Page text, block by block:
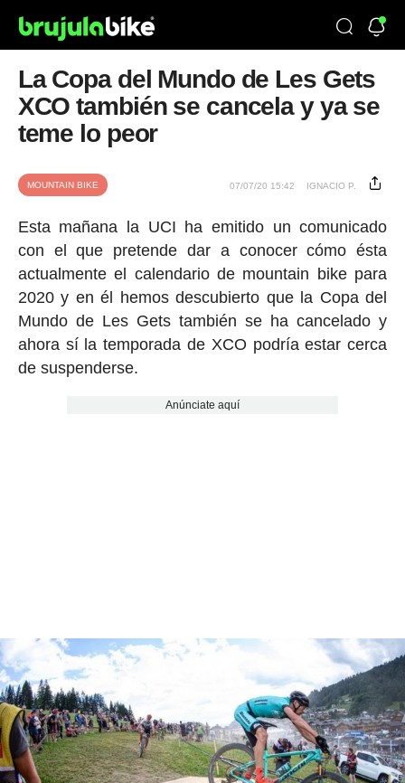
La Copa del Mundo de Les Gets
XCO también se cancela y ya se
teme lo peor
MOUNTAIN BIKE 07/07/20 15:42 IGNACIO P.
Esta mañana la UCI ha emitido un comunicado
con el que pretende dar a conocer cómo ésta
actualmente el calendario de mountain bike para
2020 y en él hemos descubierto que la Copa del
Mundo de Les Gets también se ha cancelado y
ahora sí la temporada de XCO podría estar cerca
de suspenderse.
Anúnciate aquí